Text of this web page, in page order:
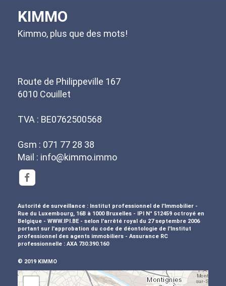
KIMMO
Kimmo, plus que des mots!
Route de Philippeville 167
6010 Couillet
TVA : BE0762500568
Gsm : 071 77 28 38
Mail : info@kimmo.immo
Autorité de surveillance : Institut professionnel de l'Immobilier -
Rue du Luxembourg, 16B à 1000 Bruxelles - IPI N° 512459 octroyé en
Belgique - WWW.IPI.BE - selon l'arrêté royal du 27 septembre 2006
portant sur l'approbation du code de déontologie de l'Institut
professionnel des agents immobiliers - Assurance RC
professionnelle : AXA 730.390.160
© 2019 KIMMO